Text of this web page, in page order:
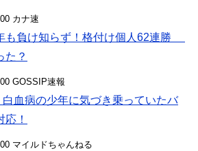
カナ速
も負け知らず！格付け個人62連勝
た？
GOSSIP速報
血病の少年に気づき乗っていたバ
！
マイルドちゃんねる